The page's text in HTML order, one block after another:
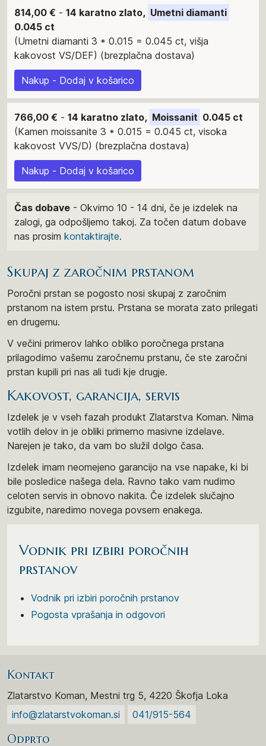
814,00 € - 14 karatno zlato, Umetni diamanti
0.045 ct
(Umetni diamanti 3 * 0.015 = 0.045 ct, višja
kakovost VS/DEF) (brezplačna dostava)
Nakup - Dodaj v košarico
766,00 € - 14 karatno zlato, Moissanit 0.045 ct
(Kamen moissanite 3 * 0.015 = 0.045 ct, visoka
kakovost VVS/D) (brezplačna dostava)
Nakup - Dodaj v košarico
Čas dobave - Okvirno 10 - 14 dni, če je izdelek na
zalogi, ga odpošljemo takoj. Za točen datum dobave
nas prosim kontaktirajte.
Skupaj z zaročnim prstanom
Poročni prstan se pogosto nosi skupaj z zaročnim
prstanom na istem prstu. Prstana se morata zato prilegati
en drugemu.
V večini primerov lahko obliko poročnega prstana
prilagodimo vašemu zaročnemu prstanu, če ste zaročni
prstan kupili pri nas ali tudi kje drugje.
Kakovost, garancija, servis
Izdelek je v vseh fazah produkt Zlatarstva Koman. Nima
votlih delov in je obliki primerno masivne izdelave.
Narejen je tako, da vam bo služil dolgo časa.
Izdelek imam neomejeno garancijo na vse napake, ki bi
bile posledice našega dela. Ravno tako vam nudimo
celoten servis in obnovo nakita. Če izdelek slučajno
izgubite, naredimo novega povsem enakega.
Vodnik pri izbiri poročnih
prstanov
Vodnik pri izbiri poročnih prstanov
Pogosta vprašanja in odgovori
Kontakt
Zlatarstvo Koman, Mestni trg 5, 4220 Škofja Loka
info@zlatarstvokoman.si
041/915-564
Odprto